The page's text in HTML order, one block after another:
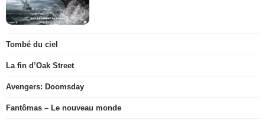
Tombé du ciel
La fin d’Oak Street
Avengers: Doomsday
Fantômas – Le nouveau monde